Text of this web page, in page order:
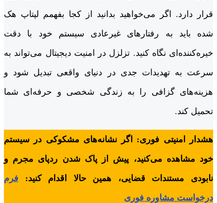
قرار دارد. اگر می‌خواهید بدانید از کجا بفهمم لپتاپ هک
شده باید به رفتارهای غیرعادی سیستم خود با دقت
خیره‌کننده‌ای نگاه کنید. تزلزل در امنیت دیجیتال می‌تواند به
سرعت به تهدیدات جدی در دنیای واقعی تبدیل شود و
هزینه‌های گزافی را به زندگی شخصی و حرفه‌ای شما
تحمیل کند.
هشدار امنیتی فوری: اگر نشانه‌های مشکوکی در سیستم
خود مشاهده می‌کنید، پیش از پاک شدن ردپای مجرم و
نابودی مستندات قضایی، همین حالا اقدام کنید: فرم
درخواست مشاوره فوری